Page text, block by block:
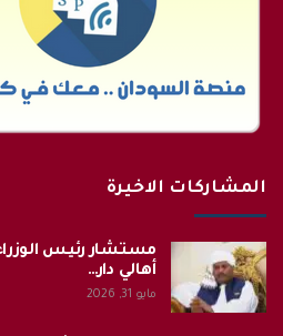
المشاركات الاخيرة
مستشار رئيس
أهالي دار…
مايو 31, 2026